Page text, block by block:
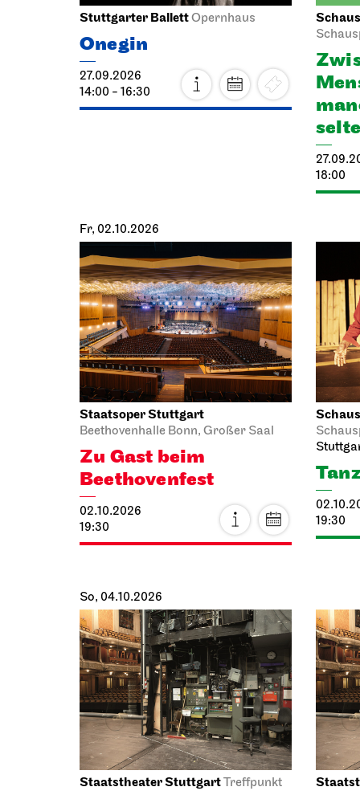
Stuttgarter BallettOpernhaus
Onegin
27.09.2026
14:00 - 16:30
18:00
Fr, 02.10.2026
Staatsoper Stuttgart
Beethovenhalle Bonn, Großer Saal
Zu Gast beim
Beethovenfest
02.10.2026
19:30
19:30
So, 04.10.2026
Staatstheater StuttgartTreffpunkt